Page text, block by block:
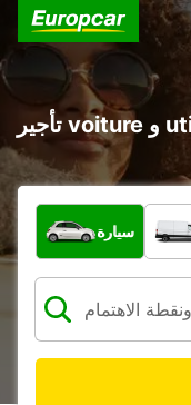
ما نوع المركبة؟
سيارة